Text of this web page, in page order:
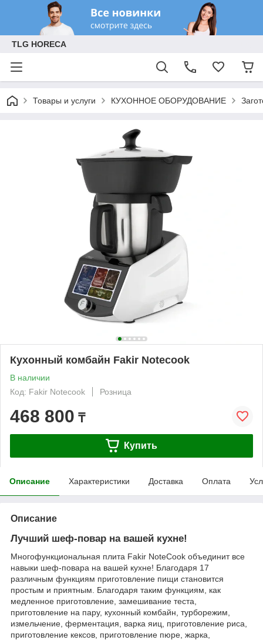
TLG HORECA
Товары и услуги КУХОННОЕ ОБОРУДОВАНИЕ
Кухонный комбайн Fakir Notecook
В наличии
Код: Fakir Notecook
Розница
468 800 ₸
Купить
Описание Характеристики Доставка Оплата
Описание
Лучший шеф-повар на вашей кухне!
Многофункциональная плита Fakir NoteCook объединит все
навыки шеф-повара на вашей кухне! Благодаря 17
различным функциям приготовление пищи становится
простым и приятным. Благодаря таким функциям, как
медленное приготовление, замешивание теста,
приготовление на пару, кухонный комбайн, турборежим,
измельчение, ферментация, варка яиц, приготовление риса,
приготовление кексов, приготовление пюре, жарка,